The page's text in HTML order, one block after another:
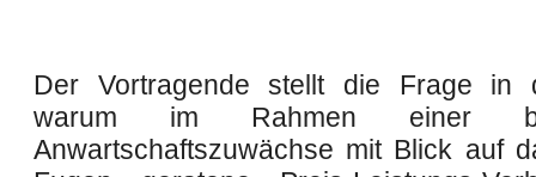
Der Vortragende stellt die Frage in
warum im Rahmen einer
Anwartschaftszuwächse mit Blick auf